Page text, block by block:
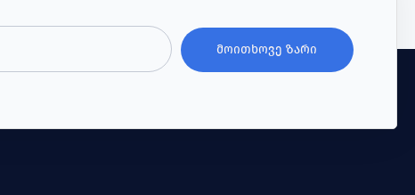
ᲛᲝᲘᲗᲮᲝᲕᲔ ᲖᲐᲠᲘ